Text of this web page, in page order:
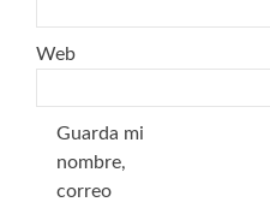
Web
Guarda mi
nombre,
correo